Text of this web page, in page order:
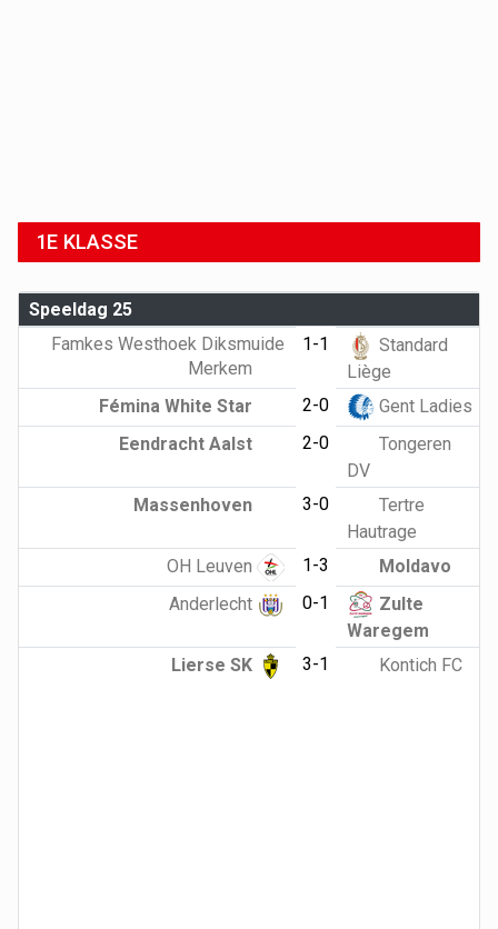
1E KLASSE
Speeldag 25
Famkes Westhoek Diksmuide
Merkem
1-1
Standard
Liège
Fémina White Star
2-0
Gent Ladies
Eendracht Aalst
2-0
Tongeren
DV
Massenhoven
3-0
Tertre
Hautrage
OH Leuven
1-3
Moldavo
Anderlecht
0-1
Zulte
Waregem
Lierse SK
3-1 Kontich FC